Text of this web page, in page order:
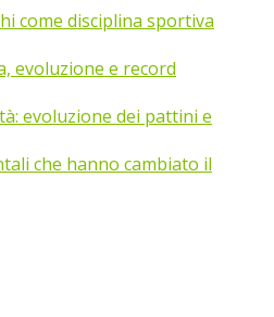
come disciplina sportiva
evoluzione e record
evoluzione dei pattini e
che hanno cambiato il